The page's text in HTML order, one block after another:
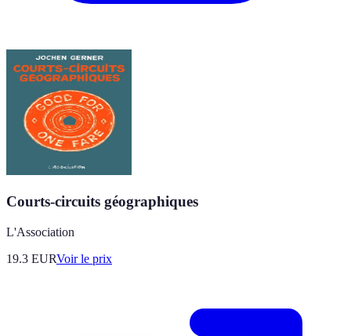
Courts-circuits géographiques
L'Association
19.3 EURVoir le prix